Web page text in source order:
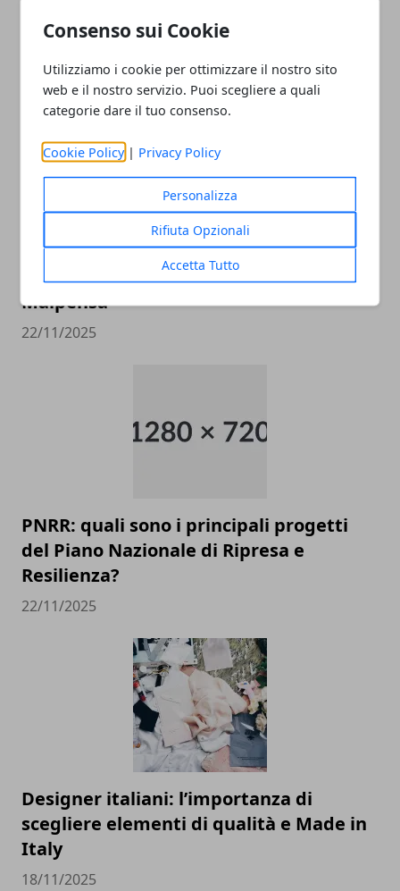
Consenso sui Cookie
Utilizziamo i cookie per ottimizzare il nostro sito
web e il nostro servizio. Puoi scegliere a quali
categorie dare il tuo consenso.
Cookie Policy | Privacy Policy
Personalizza
Rifiuta Opzionali
Accetta Tutto
Come raggiungere l’aeroporto di
Malpensa
22/11/2025
PNRR: quali sono i principali progetti
del Piano Nazionale di Ripresa e
Resilienza?
22/11/2025
Designer italiani: l’importanza di
scegliere elementi di qualità e Made in
Italy
18/11/2025